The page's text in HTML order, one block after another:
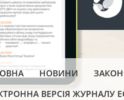
НОВИНИ
ВЕРСІЯ ЖУРНАЛУ